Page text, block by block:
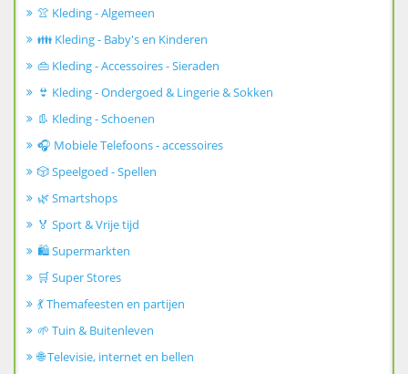
👚 Kleding - Algemeen
👪 Kleding - Baby's en Kinderen
👜 Kleding - Accessoires - Sieraden
👙 Kleding - Ondergoed & Lingerie & Sokken
👢 Kleding - Schoenen
🎧 Mobiele Telefoons - accessoires
🎲 Speelgoed - Spellen
🌿 Smartshops
🏅 Sport & Vrije tijd
🛍️ Supermarkten
🛒 Super Stores
💃 Themafeesten en partijen
🌱 Tuin & Buitenleven
🌐 Televisie, internet en bellen